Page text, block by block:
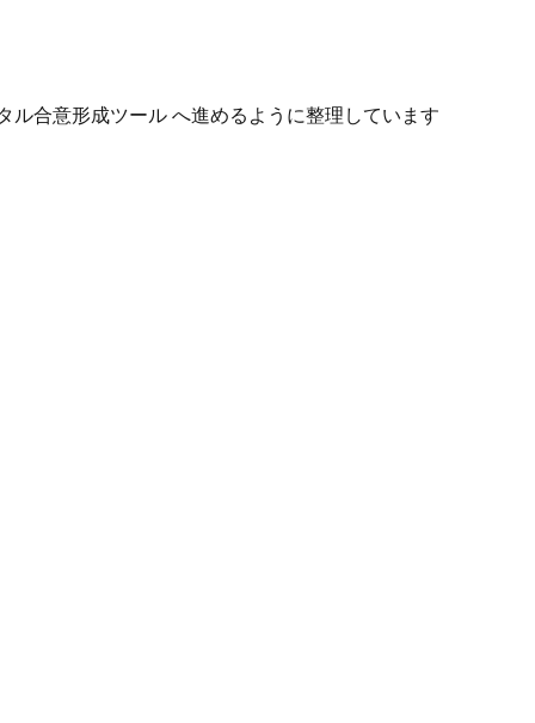
合意形成ツール へ進めるように整理しています